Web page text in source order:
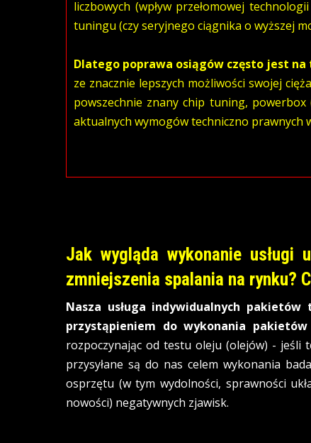
liczbowych (wpływ przełomowej
tuningu (czy seryjnego ciągnika o wyższej
Dlatego poprawa osiągów często jest
ze znacznie lepszych możliwości swojej
powszechnie znany chip tuning,
aktualnych wymogów techniczno prawnych
Jak wygląda wykonanie usługi
zmniejszenia spalania na rynku?
Nasza usługa indywidualnych
przystąpieniem do wykonania pakietów
rozpoczynając od testu oleju (olejów) -
przysyłane są do nas celem wykonania
osprzętu (w tym wydolności, sprawności
nowości) negatywnych zjawisk.